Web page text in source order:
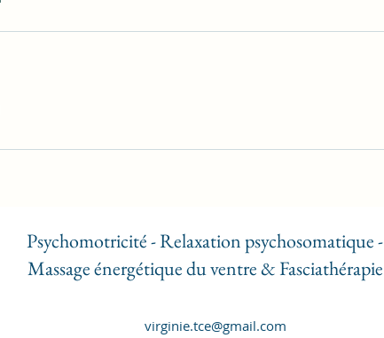
Psychomotricité - Relaxation psychosomatique -
Massage énergétique du ventre & Fasciathérapie
virginie.tce@gmail.com